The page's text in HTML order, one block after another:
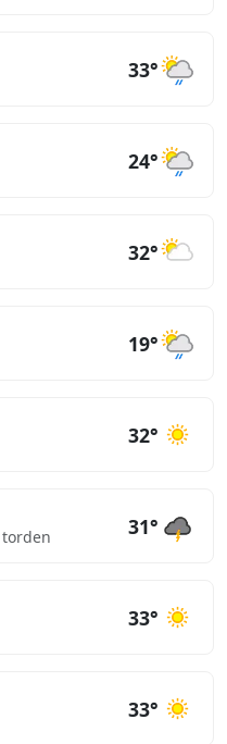
33°
24°
32°
19°
32°
31°
33°
33°